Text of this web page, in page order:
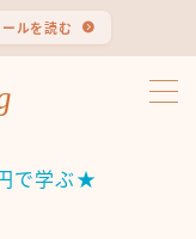
ルを読む
で学ぶ★